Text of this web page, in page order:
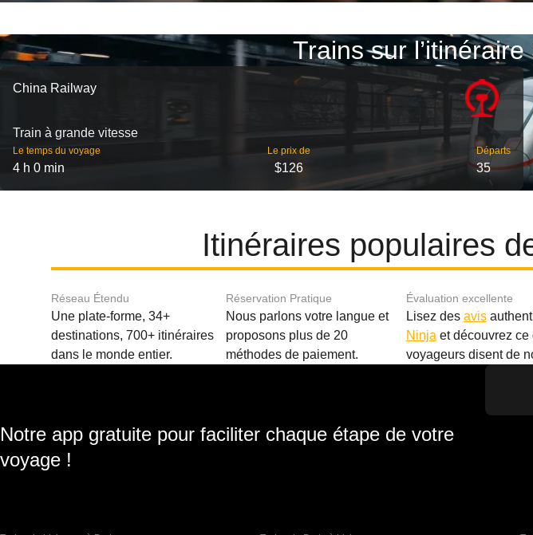
Trains sur
China Railway
Train à grande vitesse
Le temps du voyage
4 h 0 min
Le prix de
$126
Départs
35
Itinéraires populaires
Réseau Étendu
Une plate-forme, 34+
destinations, 700+ itinéraires
dans le monde entier.
Réservation Pratique
Nous parlons votre langue et
proposons plus de 20
méthodes de paiement.
Évaluation excellente
Lisez des avis
Ninja et découvrez ce
voyageurs disent de
Notre app gratuite pour faciliter chaque étape de votre
voyage !